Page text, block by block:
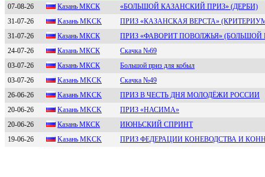
07-08-26 Кaзaнь MКCК
«БОЛЬШОЙ КАЗАНСКИЙ ПРИЗ» (ДЕРБИ)
31-07-26
Kaзaнь MKCK
ПРИЗ «КАЗАНСКАЯ ВЕРСТА»
31-07-26
Кaзaнь МКСК
ПРИЗ «ФАВОРИТ ПОВОЛЖЬЯ» (БОЛЬШОЙ
24-07-26
Казань МКСК
Скачка №69
03-07-26
Кaзaнь MКСК
Большой приз для кобыл
03-07-26
Kазань МKCK
Скачка №49
26-06-26
Kaзaнь МKCK
ПРИЗ В ЧЕСТЬ ДНЯ МОЛОДЁЖИ РОССИИ
20-06-26
Kaзaнь MKCK
ПРИЗ «НАСИМА»
20-06-26
Кaзaнь МКСК
ИЮНЬСКИЙ СПРИНТ
19-06-26
Kазань МKCK ПРИЗ ФЕДЕРАЦИИ КОНЕВОДСТВА И